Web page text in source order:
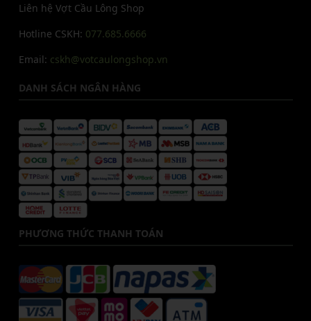
Liên hệ Vợt Cầu Lông Shop
Hotline CSKH: 077.685.6666
Email: cskh@votcaulongshop.vn
DANH SÁCH NGÂN HÀNG
PHƯƠNG THỨC THANH TOÁN